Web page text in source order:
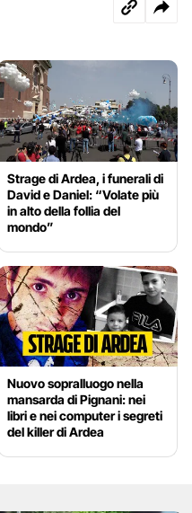
Strage di Ardea, i funerali di
David e Daniel: “Volate più
in alto della follia del
mondo”
Nuovo sopralluogo nella
mansarda di Pignani: nei
libri e nei computer i segreti
del killer di Ardea